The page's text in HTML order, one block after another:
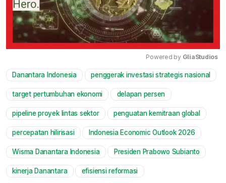
Mute
Powered by GliaStudios
Danantara Indonesia penggerak investasi strategis nasional
target pertumbuhan ekonomi delapan persen
pipeline proyek lintas sektor penguatan kemitraan global
percepatan hilirisasi Indonesia Economic Outlook 2026
Wisma Danantara Indonesia Presiden Prabowo Subianto
kinerja Danantara efisiensi reformasi